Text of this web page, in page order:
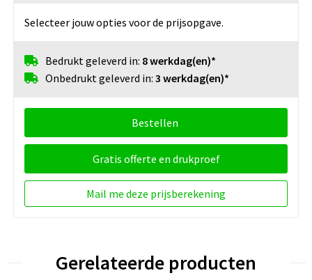
Selecteer jouw opties voor de prijsopgave.
Bedrukt geleverd in: 8 werkdag(en)*
Onbedrukt geleverd in: 3 werkdag(en)*
Bestellen
Gratis offerte en drukproef
Mail me deze prijsberekening
Gerelateerde producten